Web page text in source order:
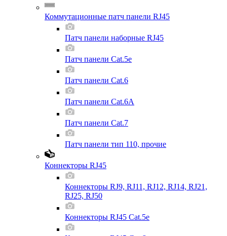
Коммутационные патч панели RJ45
Патч панели наборные RJ45
Патч панели Cat.5e
Патч панели Cat.6
Патч панели Cat.6A
Патч панели Cat.7
Патч панели тип 110, прочие
Коннекторы RJ45
Коннекторы RJ9, RJ11, RJ12, RJ14, RJ21,
RJ25, RJ50
Коннекторы RJ45 Cat.5e